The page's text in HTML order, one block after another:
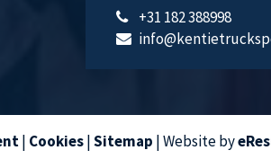
+31 182 388998
| Cookies|Sitemap |Website by